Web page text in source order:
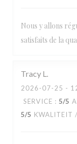
Nous y allons
satisfaits de la
Tracy L
2026-07-25 -
SERVICE : 5/5
5/5 KWALITEIT